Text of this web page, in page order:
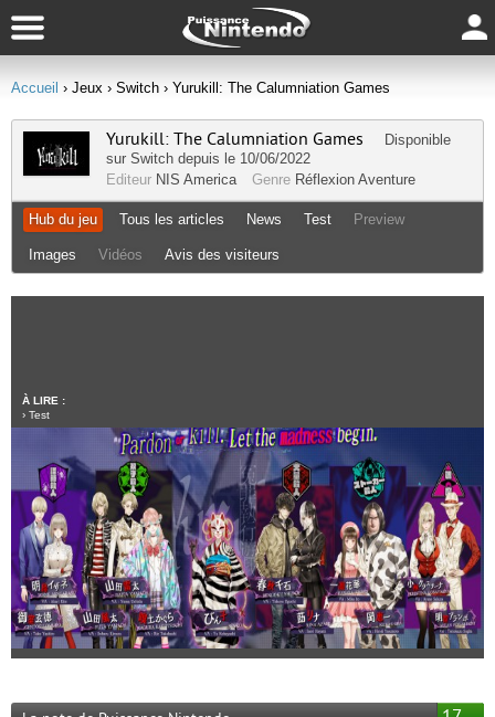
Accueil › Jeux › Switch › Yurukill: The Calumniation Games
Yurukill: The Calumniation Games
Disponible
sur Switch depuis le 10/06/2022
Editeur NIS America Genre Réflexion Aventure
Hub du jeu Tous les articles News Test Preview
Images Vidéos Avis des visiteurs
À LIRE :
› Test